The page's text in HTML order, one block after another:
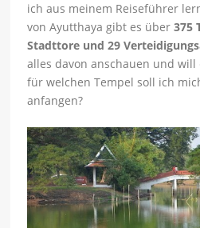
ich aus meinem Reiseführer
von Ayutthaya gibt es über375
Stadttore und 29
alles davon anschauen und
für welchen Tempel soll ich
anfangen?